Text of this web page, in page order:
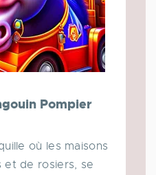
Pompier
où les maisons
et de rosiers, se